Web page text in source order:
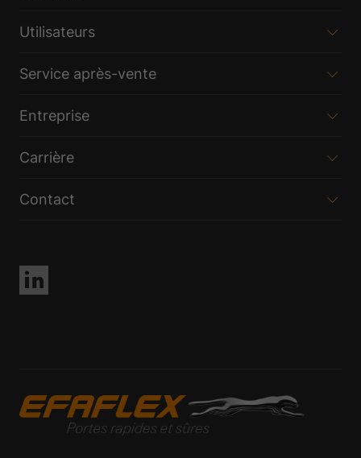
Utilisateurs
Service après-vente
Entreprise
Carrière
Contact